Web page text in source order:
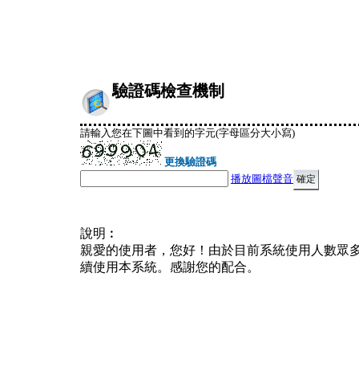
驗證碼檢查機制
請輸入您在下圖中看到的字元(字母區分大小寫)
更換驗證碼
播放圖檔聲音
說明︰
親愛的使用者，您好！由於目前系統使用人數眾
續使用本系統。感謝您的配合。